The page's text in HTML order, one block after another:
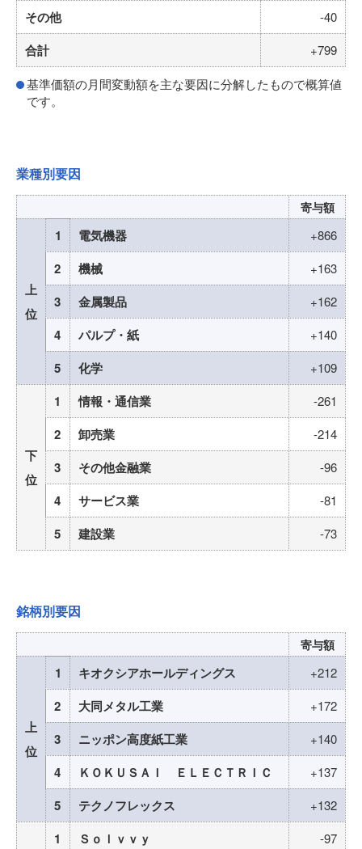
その他 -40
合計
+799
基準価額の月間変動額を主な要因に分解したもので概算値
です。
業種別要因
寄与額
上
位
1 電気機器 +866
2 機械 +163
3 金属製品 +162
4 パルプ・紙 +140
5 化学 +109
下
位
1 情報・通信業 -261
2 卸売業 -214
3 その他金融業 -96
4 サービス業 -81
5 建設業 -73
銘柄別要因
寄与額
上
位
1 キオクシアホールディングス +212
2 大同メタル工業 +172
3 ニッポン高度紙工業 +140
4 ＫＯＫＵＳＡＩ ＥＬＥＣＴＲＩＣ +137
5 テクノフレックス +132
1 Ｓｏｌｖｖｙ -97